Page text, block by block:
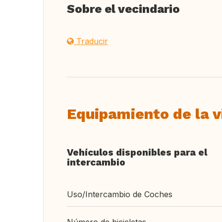
Sobre el vecindario
Traducir
Equipamiento de la
Vehículos disponibles para el
intercambio
Uso/Intercambio de Coches